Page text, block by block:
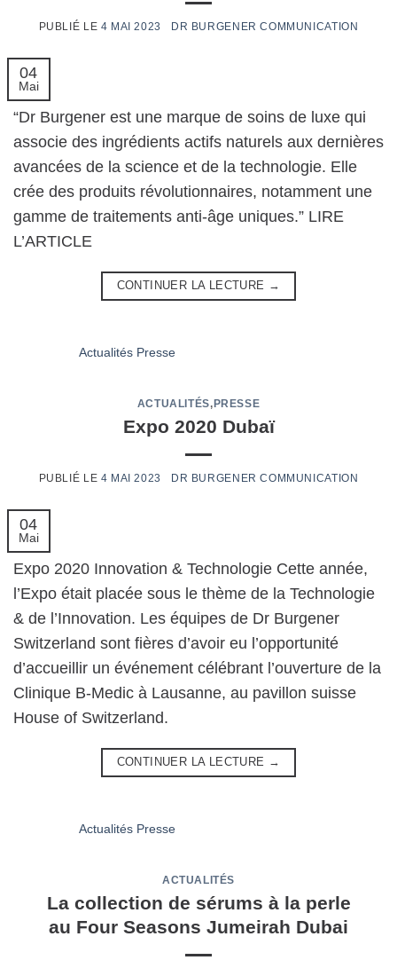
4 MAI 2023
04
Mai
“Dr Burgener est une marque de soins de luxe qui
associe des ingrédients actifs naturels aux dernières
avancées de la science et de la technologie. Elle
crée des produits révolutionnaires, notamment une
gamme de traitements anti-âge uniques.” LIRE
L’ARTICLE
CONTINUER LA LECTURE →
ACTUALITÉS,PRESSE
Expo 2020 Dubaï
4 MAI 2023
04
Mai
Expo 2020 Innovation & Technologie Cette année,
l’Expo était placée sous le thème de la Technologie
& de l’Innovation. Les équipes de Dr Burgener
Switzerland sont fières d’avoir eu l’opportunité
d’accueillir un événement célébrant l’ouverture de la
Clinique B-Medic à Lausanne, au pavillon suisse
House of Switzerland.
CONTINUER LA LECTURE →
ACTUALITÉS
La collection de sérums à la perle
au Four Seasons Jumeirah Dubai